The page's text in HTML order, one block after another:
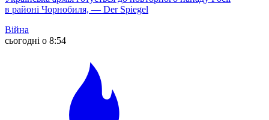
в районі Чорнобиля, — Der Spiegel
Війна
сьогодні о 8:54